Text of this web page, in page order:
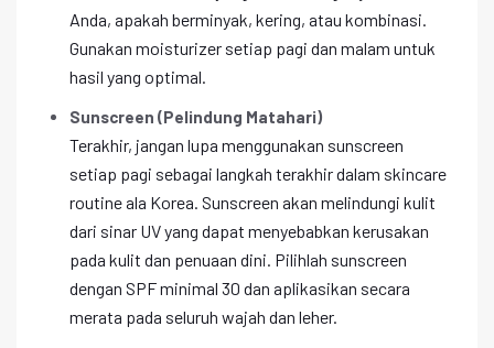
Anda, apakah berminyak, kering, atau kombinasi.
Gunakan moisturizer setiap pagi dan malam untuk
hasil yang optimal.
Sunscreen (Pelindung Matahari)
Terakhir, jangan lupa menggunakan sunscreen
setiap pagi sebagai langkah terakhir dalam skincare
routine ala Korea. Sunscreen akan melindungi kulit
dari sinar UV yang dapat menyebabkan kerusakan
pada kulit dan penuaan dini. Pilihlah sunscreen
dengan SPF minimal 30 dan aplikasikan secara
merata pada seluruh wajah dan leher.